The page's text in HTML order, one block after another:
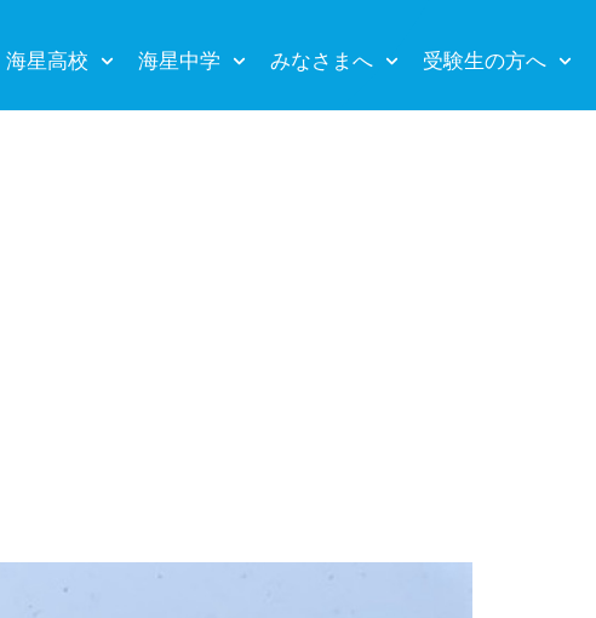
海星高校 海星中学 みなさまへ 受験生の方へ